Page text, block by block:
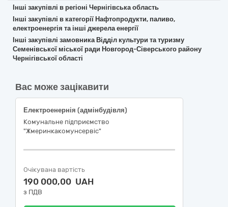
Інші закупівлі в регіоні Чернігівська область
Інші закупівлі в категорії Нафтопродукти, паливо,
електроенергія та інші джерела енергії
Інші закупівлі замовника Відділ культури та туризму
Семенівської міської ради Новгород-Сіверського району
Чернігівської області
Вас може зацікавити
Електроенернія (адмінбудівля)
Комунальне підприємство
"Жмеринкакомунсервіс"
Очікувана вартість
190 000,00 UAH
з ПДВ